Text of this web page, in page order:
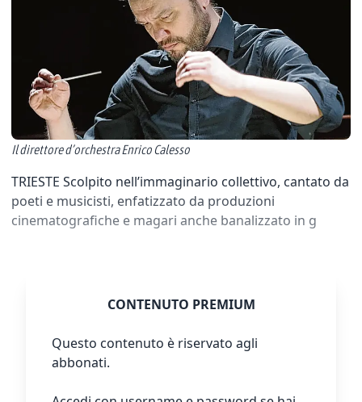
Il direttore d’orchestra Enrico Calesso
TRIESTE Scolpito nell’immaginario collettivo, cantato da
poeti e musicisti, enfatizzato da produzioni
cinematografiche e magari anche banalizzato in g
CONTENUTO PREMIUM
Questo contenuto è riservato agli
abbonati.